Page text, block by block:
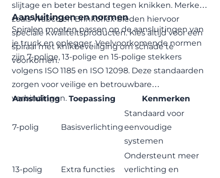
slijtage en beter bestand tegen knikken. Merken
zoalsWabcoenBrinkoflexbieden hiervoor
speciale kwaliteitsproducten. Kies altijd voor een
spiraal met knikbeveiliging om schade te
voorkomen.
Aansluitingen en normen
Spiralen moeten passen op de aansluitingen van
je truck en oplegger. Veelvoorkomende normen
zijn 7-polige, 13-polige en 15-polige stekkers
volgens ISO 1185 en ISO 12098. Deze standaarden
zorgen voor veilige en betrouwbare
verbindingen.
Aansluiting Toepassing Kenmerken
7-polig Basisverlichting
Standaard voor
eenvoudige
systemen
13-polig Extra functies
Ondersteunt meer
verlichting en